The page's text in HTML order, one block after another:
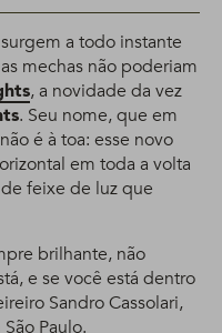
a todo instante
mechas não poderiam
, a novidade da vez
. Seu nome, que em
é à toa: esse novo
em toda a volta
feixe de luz que
brilhante, não
e se você está dentro
Sandro Cassolari,
Paulo.